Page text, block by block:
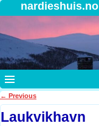
nardieshuis.no
Post navigation
← Previous
Laukvikhavn